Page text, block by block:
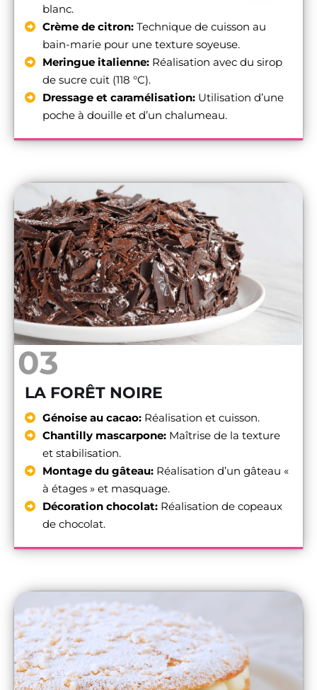
blanc.
Crème de citron: Technique de cuisson au
bain-marie pour une texture soyeuse.
Meringue italienne: Réalisation avec du sirop
de sucre cuit (118 °C).
Dressage et caramélisation: Utilisation d’une
poche à douille et d’un chalumeau.
03
LA FORÊT NOIRE
Génoise au cacao: Réalisation et cuisson.
Chantilly mascarpone: Maîtrise de la texture
et stabilisation.
Montage du gâteau: Réalisation d’un gâteau «
à étages » et masquage.
Décoration chocolat: Réalisation de copeaux
de chocolat.